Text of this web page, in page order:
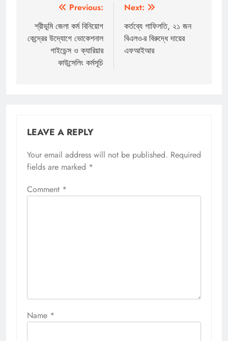
navigation
Previous:
শ্রীভূমি জেলা কর্ম বিনিয়োগ
কেন্দ্রের উদ্যোগে ভোকেশনাল
গাইডেন্স ও ক্যারিয়ার
কাউন্সেলিং কর্মসূচি
Next:
কর্তব্যে গাফিলতি, ২১ জন
বিএলও-র বিরুদ্ধে দায়ের
এফআইআর
LEAVE A REPLY
Your email address will not be published. Required
fields are marked *
Comment *
Name *